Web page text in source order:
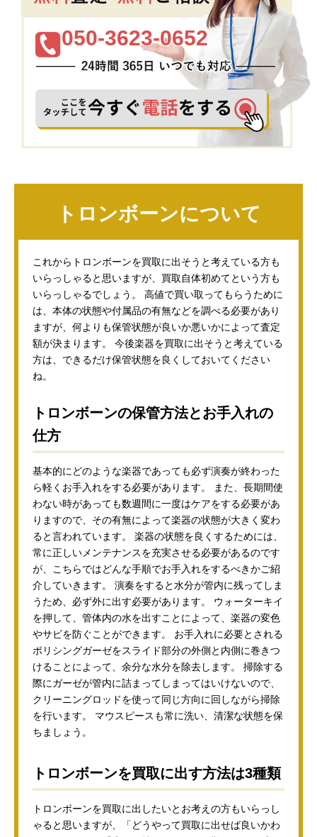
050-3623-0652
トロンボーンについて
これからトロンボーンを買取に出そうと考えている方も
いらっしゃると思いますが、買取自体初めてという方も
いらっしゃるでしょう。 高値で買い取ってもらうために
は、本体の状態や付属品の有無などを調べる必要があり
ますが、何よりも保管状態が良いか悪いかによって査定
額が決まります。 今後楽器を買取に出そうと考えている
方は、できるだけ保管状態を良くしておいてください
ね。
トロンボーンの保管方法とお手入れの
仕方
基本的にどのような楽器であっても必ず演奏が終わった
ら軽くお手入れをする必要があります。 また、長期間使
わない時があっても数週間に一度はケアをする必要があ
りますので、その有無によって楽器の状態が大きく変わ
ると言われています。 楽器の状態を良くするためには、
常に正しいメンテナンスを充実させる必要があるのです
が、こちらではどんな手順でお手入れをするべきかご紹
介していきます。 演奏をすると水分が管内に残ってしま
うため、必ず外に出す必要があります。 ウォーターキイ
を押して、管体内の水を出すことによって、楽器の変色
やサビを防ぐことができます。 お手入れに必要とされる
ポリシングガーゼをスライド部分の外側と内側に巻きつ
けることによって、余分な水分を除去します。 掃除する
際にガーゼが管内に詰まってしまってはいけないので、
クリーニングロッドを使って同じ方向に回しながら掃除
を行います。 マウスピースも常に洗い、清潔な状態を保
ちましょう。
トロンボーンを買取に出す方法は3種類
トロンボーンを買取に出したいとお考えの方もいらっし
ゃると思いますが、「どうやって買取に出せば良いかわ